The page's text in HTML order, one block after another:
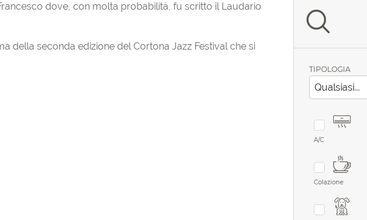
dove, con molta probabilità, fu scritto il Laudario
della seconda edizione del Cortona Jazz Festival che si
TIPOLOGIA
A/C
Colazione